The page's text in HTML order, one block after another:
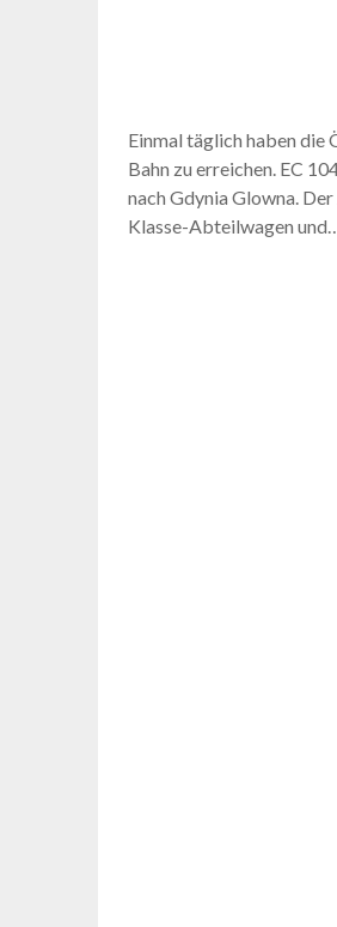
Einmal täglich haben
Bahn zu erreichen. EC
nach Gdynia Glowna.
Klasse-Abteilwagen